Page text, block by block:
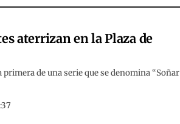
aterrizan en la Plaza de
de una serie que se denomina “Soñar